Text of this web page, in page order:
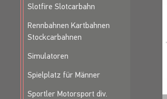
Slotfire Slotcarbahn
Rennbahnen Kartbahnen
Stockcarbahnen
Simulatoren
Spielplatz für Männer
Sportler Motorsport div.